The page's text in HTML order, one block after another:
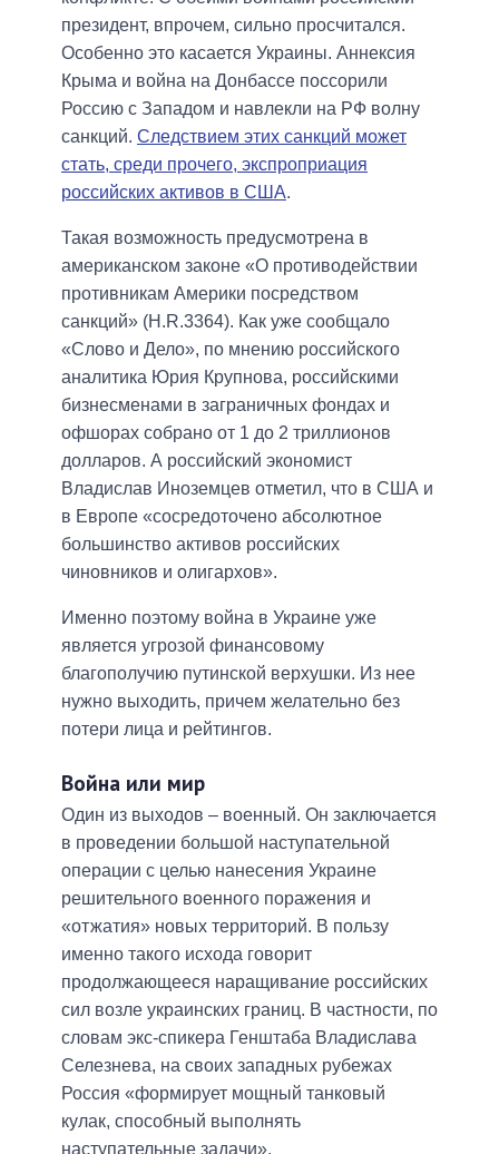
президент, впрочем, сильно просчитался.
Особенно это касается Украины. Аннексия
Крыма и война на Донбассе поссорили
Россию с Западом и навлекли на РФ волну
санкций. Следствием этих санкций может
стать, среди прочего, экспроприация
российских активов в США.
Такая возможность предусмотрена в
американском законе «О противодействии
противникам Америки посредством
санкций» (H.R.3364). Как уже сообщало
«Слово и Дело», по мнению российского
аналитика Юрия Крупнова, российскими
бизнесменами в заграничных фондах и
офшорах собрано от 1 до 2 триллионов
долларов. А российский экономист
Владислав Иноземцев отметил, что в США и
в Европе «сосредоточено абсолютное
большинство активов российских
чиновников и олигархов».
Именно поэтому война в Украине уже
является угрозой финансовому
благополучию путинской верхушки. Из нее
нужно выходить, причем желательно без
потери лица и рейтингов.
Война или мир
Один из выходов – военный. Он заключается
в проведении большой наступательной
операции с целью нанесения Украине
решительного военного поражения и
«отжатия» новых территорий. В пользу
именно такого исхода говорит
продолжающееся наращивание российских
сил возле украинских границ. В частности, по
словам экс-спикера Генштаба Владислава
Селезнева, на своих западных рубежах
Россия «формирует мощный танковый
кулак, способный выполнять
наступательные задачи».